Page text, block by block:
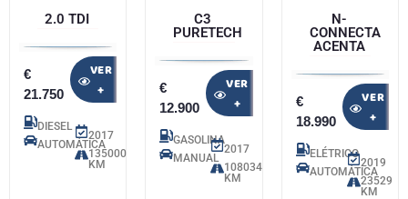
2.0 TDI
€
21.750
VER
+
DIESEL
AUTOMÁTICA
2017
135000
KM
C3
PURETECH
€
12.900
VER
+
GASOLINA
MANUAL
2017
108034
KM
N-
CONNECTA
ACENTA
€
18.990
VER
+
ELÉTRICO
AUTOMÁTICA
2019
23529
KM